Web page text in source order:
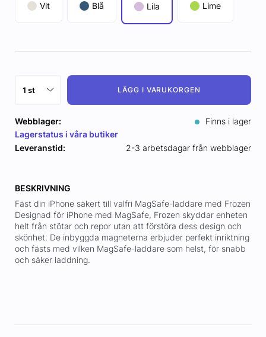
Vit Blå Lila Lime
LÄGG I VARUKORGEN
Webblager:
Finns i lager
Lagerstatus i våra butiker
Leveranstid:
2-3 arbetsdagar från webblager
BESKRIVNING
Fäst din iPhone säkert till valfri MagSafe-laddare med Frozen
Designad för iPhone med MagSafe, Frozen skyddar enheten
helt från stötar och repor utan att förstöra dess design och
skönhet. De inbyggda magneterna erbjuder perfekt inriktning
och fästs med vilken MagSafe-laddare som helst, för snabb
och säker laddning.